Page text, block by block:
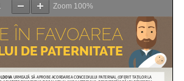
Zoom 100%